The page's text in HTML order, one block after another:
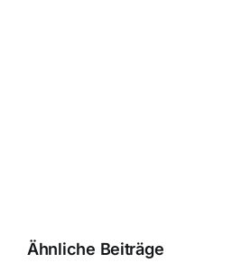
Ähnliche Beiträge